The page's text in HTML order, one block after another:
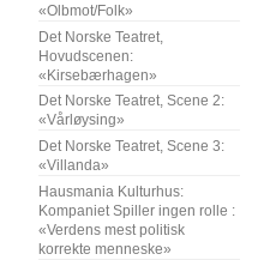
«Olbmot/Folk»
Det Norske Teatret,
Hovudscenen:
«Kirsebærhagen»
Det Norske Teatret, Scene 2:
«Vårløysing»
Det Norske Teatret, Scene 3:
«Villanda»
Hausmania Kulturhus:
Kompaniet Spiller ingen rolle :
«Verdens mest politisk
korrekte menneske»